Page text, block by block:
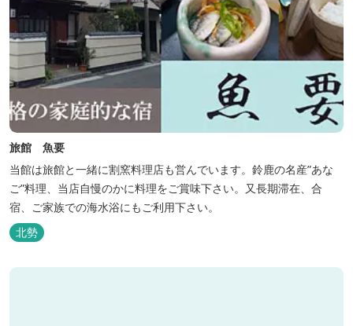
旅館 魚要
当館は旅館と一緒に割窯料理店も営んでいます。鈴鹿の名産”あな
ご”料理、当店自慢のかに料理をご賞味下さい。又長期滞在、合
宿、ご家族での海水浴にもご利用下さい。
北勢